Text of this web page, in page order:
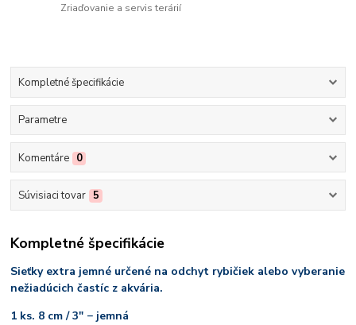
Zriaďovanie a servis terárií
Kompletné špecifikácie
Parametre
Komentáre 0
Súvisiaci tovar 5
Kompletné špecifikácie
Sieťky extra jemné určené na odchyt rybičiek alebo vyberanie
nežiadúcich častíc z akvária.
1 ks. 8 cm / 3" − jemná